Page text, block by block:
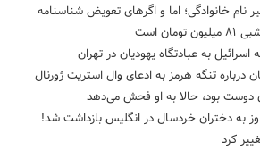
نام خانوادگی؛ اما و اگرهای تعویض شناسنامه
است
درباره تنگه هرمز به ادعای وال استریت ژورنال
دوست بود، حالا به او فحش می‌دهد
به دختران خردسال در انگلیس بازداشت شد!
کرد